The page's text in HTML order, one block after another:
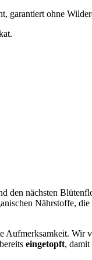
garantiert ohne
den nächsten
Nährstoffe, die
Aufmerksamkeit. Wir
eingetopft, damit